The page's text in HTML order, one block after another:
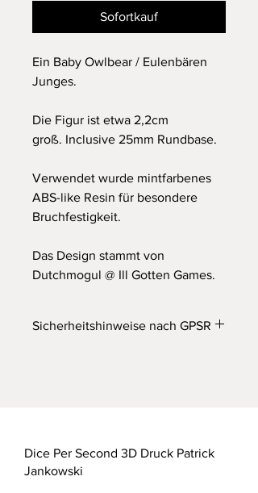
Sofortkauf
Ein Baby Owlbear / Eulenbären
Junges.
Die Figur ist etwa 2,2cm
groß. Inclusive 25mm Rundbase.
Verwendet wurde mintfarbenes
ABS-like Resin für besondere
Bruchfestigkeit.
Das Design stammt von
Dutchmogul @ Ill Gotten Games.
Sicherheitshinweise nach GPSR
Dieses Produkt wurde im SLA 3D
Druck Verfahren aus UV Resin
Dice Per Second 3D Druck Patrick
Jankowski